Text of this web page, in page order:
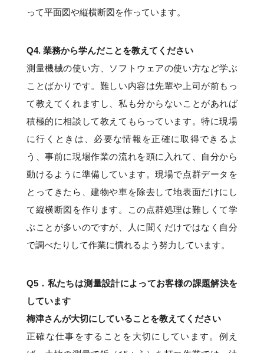
って平面図や縦横断図を作っています。
Q4. 業務から学んだことを教えてください
測量機械の使い方、ソフトウェアの使い方など学ぶ
ことばかりです。難しい内容は先輩や上司が前もっ
て教えてくれますし、私も分からないことがあれば
積極的に相談して教えてもらっています。特に現場
に行くときは、必要な情報を正確に取得できるよ
う、事前に現場作業の流れを頭に入れて、自分から
動けるように準備しています。現場で点群データを
とってきたら、建物や車を除去して地表面だけにし
て縦横断図を作ります。この点群処理は難しくて学
ぶことが多いのですが、人に聞くだけではなく自分
で調べたりして作業に慣れるよう努力しています。
Q5． 私たちは測量設計によってお客様の課題解決を
しています
梅津さんが大切にしていることを教えてください
正確な仕事をすることを大切にしています。例え